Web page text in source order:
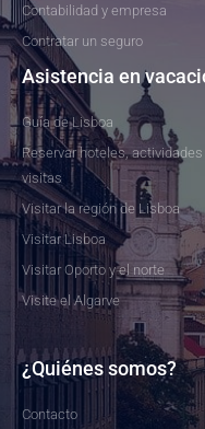
Contabilidad y empresa
Contratar un seguro
Asistencia en
Guía de Lisboa
Reservar hoteles, actividades
visitas
Visitar la región de Lisboa
Visitar Lisboa
Visitar Oporto y el norte
Visite el Algarve
¿Quiénes somos?
Contacto